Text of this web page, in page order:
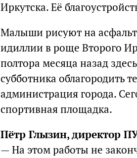
Иркутска. Её
Малыши рисуют на
идиллии в роще Второго
полтора месяца назад
субботника облагородить
администрация города.
спортивная площадка.
Пётр Глызин, директор
— На этом работы не